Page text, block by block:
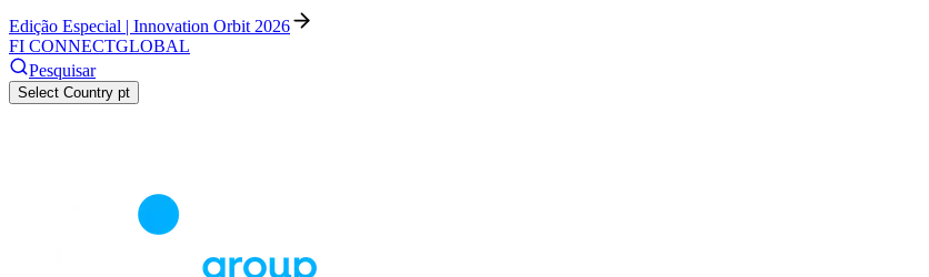
Edição Especial | Innovation Orbit 2026
FI CONNECTGLOBAL
Pesquisar
Select Country pt